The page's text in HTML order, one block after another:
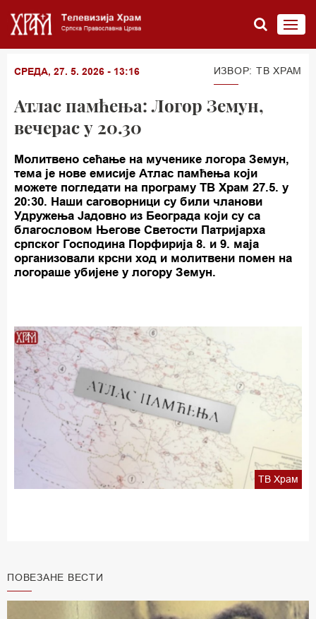
СРЕДА, 27. 5. 2026 - 13:16 ИЗВОР: TВ ХРАМ
Атлас памћења: Логор Земун,
вечерас у 20.30
Молитвено сећање на мученике логора Земун,
тема је нове емисије Атлас памћења који
можете погледати на програму ТВ Храм 27.5. у
20:30. Наши саговорници су били чланови
Удружења Јадовно из Београда који су са
благословом Његове Светости Патријарха
српског Господина Порфирија 8. и 9. маја
организовали крсни ход и молитвени помен на
логораше убијене у логору Земун.
ТВ Храм
ПОВЕЗАНЕ ВЕСТИ